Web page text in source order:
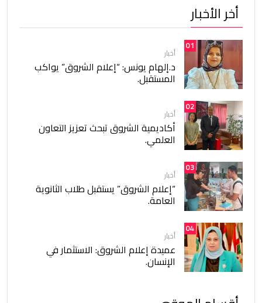
أخر الأخبار
01
أخبار
د.إلهام يونس: “إعلام الشروق” يواكب
المستقبل.
02
أخبار
أكاديمية الشروق تبحث تعزيز التعاون
العلمي.
03
أخبار
“إعلام الشروق” يستقبل طلاب الثانوية
العامة.
04
أخبار
عميدة إعلام الشروق: الاستثمار في
الإنسان.